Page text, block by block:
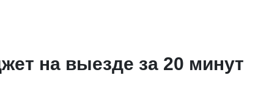
на выезде за 20 минут